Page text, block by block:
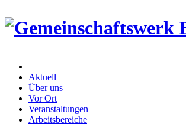
Aktuell
Über uns
Vor Ort
Veranstaltungen
Arbeitsbereiche